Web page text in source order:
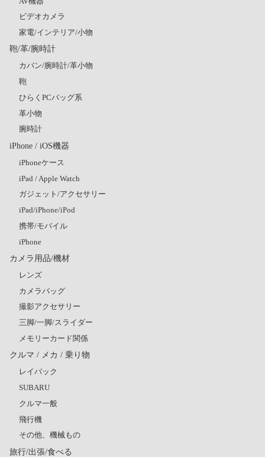
ビデオカメラ
家電/インテリア/小物
鞄/革/腕時計
カバン/腕時計/革小物
鞄
ひらくPCバッグ系
革小物
腕時計
iPhone / iOS機器
iPhoneケース
iPad / Apple Watch
ガジェット/アクセサリー
iPad/iPhone/iPod
携帯/モバイル
iPhone
カメラ用品/機材
レンズ
カメラバッグ
撮影アクセサリー
三脚/一脚/スライダー
メモリーカード関係
クルマ / メカ / 乗り物
レイバック
SUBARU
クルマ一般
飛行機
その他、機械もの
旅行/出張/食べる